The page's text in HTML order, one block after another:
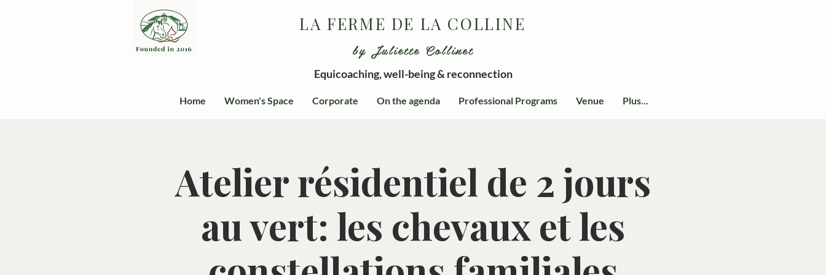
LA FERME DE LA COLLINE
by Juliette Collinet
Equicoaching, well-being & reconnection
Home Women's Space Corporate On the agenda Professional Programs Venue Plus...
Atelier résidentiel de 2 jours
au vert: les chevaux et les